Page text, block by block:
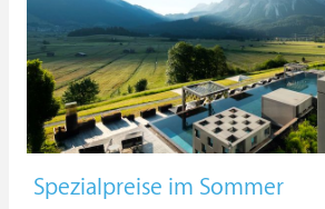
Spezialpreise im Sommer